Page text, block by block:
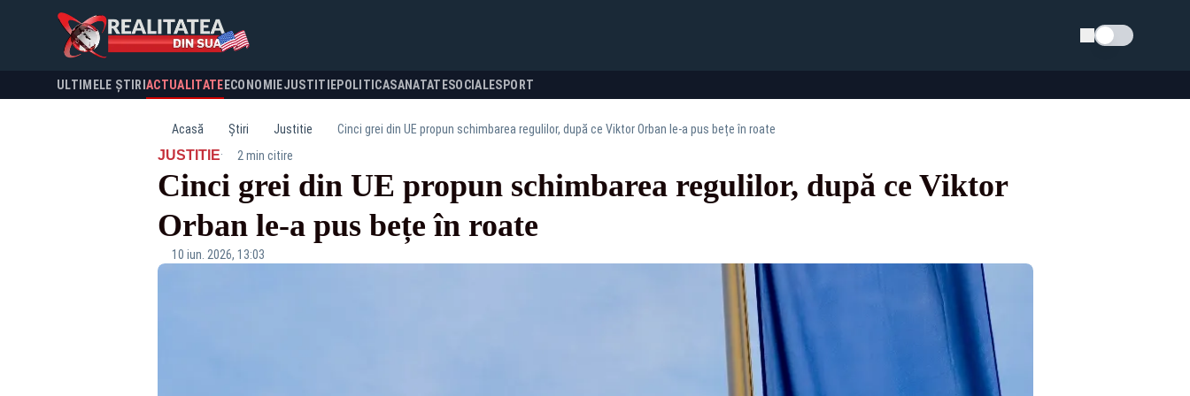
Schimba tema
ULTIMELE ȘTIRI ACTUALITATE ECONOMIEJUSTITIEPOLITICASANATATESOCIALESPORT
Acasă Știri Justitie Cinci grei din UE propun schimbarea regulilor, după ce Viktor Orban le-a pus bețe în roate
JUSTITIE· 2 min citire
Cinci grei din UE propun schimbarea regulilor, după ce Viktor
Orban le-a pus bețe în roate
10 iun. 2026, 13:03